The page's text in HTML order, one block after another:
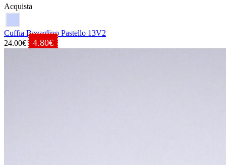
Acquista
Cuffia Bavaglino Pastello 13V2
24.00€
4.80€